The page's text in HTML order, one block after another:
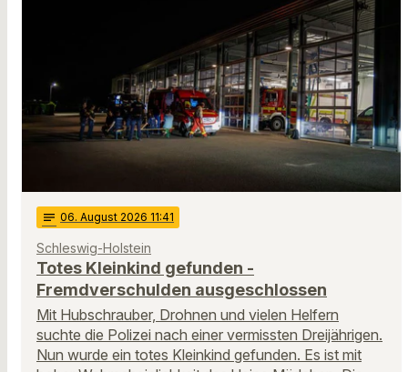
notes 06. August 2026 11:41
Schleswig-Holstein
Totes Kleinkind gefunden -
Fremdverschulden ausgeschlossen
Mit Hubschrauber, Drohnen und vielen Helfern
suchte die Polizei nach einer vermissten Dreijährigen.
Nun wurde ein totes Kleinkind gefunden. Es ist mit